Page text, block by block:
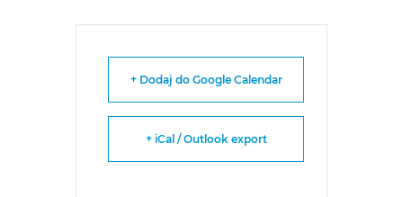
+ Dodaj do Google Calendar
+ iCal / Outlook export